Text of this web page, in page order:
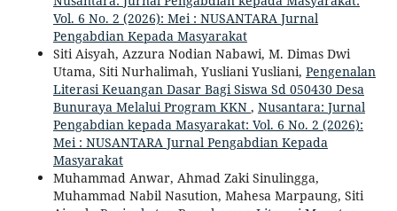
Vol. 6 No. 2 (2026): Mei : NUSANTARA Jurnal
Pengabdian Kepada Masyarakat
Siti Aisyah, Azzura Nodian Nabawi, M. Dimas Dwi
Utama, Siti Nurhalimah, Yusliani Yusliani, Pengenalan
Literasi Keuangan Dasar Bagi Siswa Sd 050430 Desa
Bunuraya Melalui Program KKN , Nusantara: Jurnal
Pengabdian kepada Masyarakat: Vol. 6 No. 2 (2026):
Mei : NUSANTARA Jurnal Pengabdian Kepada
Masyarakat
Muhammad Anwar, Ahmad Zaki Sinulingga,
Muhammad Nabil Nasution, Mahesa Marpaung, Siti